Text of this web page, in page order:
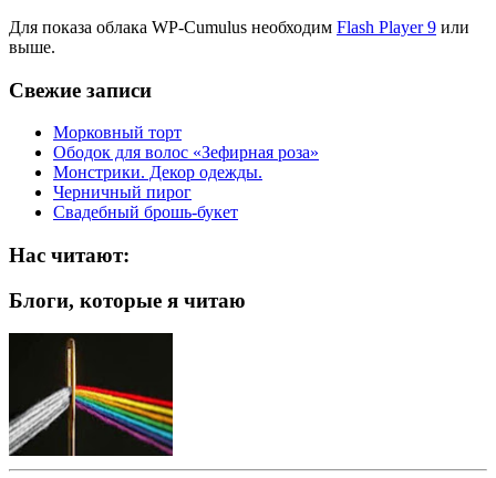
Для показа облака WP-Cumulus необходим Flash Player 9 или
выше.
Свежие записи
Морковный торт
Ободок для волос «Зефирная роза»
Монстрики. Декор одежды.
Черничный пирог
Свадебный брошь-букет
Нас читают:
Блоги, которые я читаю